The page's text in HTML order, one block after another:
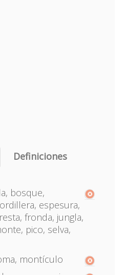
Definiciones
bosque,
espesura,
fronda, jungla,
pico, selva,
montículo